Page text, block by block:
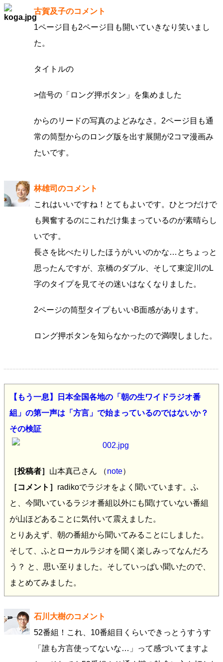
古賀及子のコメント
1ページ目も2ページ目も開いていきなり笑いまし
た。
タイトルの
>信号の「ロング押ボタン」を集めました
からのリードの写真のよどみなさ。2ページ目も通
常の筒型からのロング版を出す展開が2コマ漫画み
たいです。
林雄司のコメント
これはいいですね！とてもよいです。ひとつだけで
も興奮するのにこれだけ集まっているのが素晴らし
いです。
長さを比べたりしたほうがいいのかな…とちょっと
思ったんですが、京橋のダブル、そして東淀川のL
字のタイプを見てその迷いはなくなりました。
2ページの筒型タイプもいいB面感があります。
ロング押ボタンを知らなかったので満喫しました。
【もう一息】日本全国各地の「朝の生ワイドラジオ番
組」の第一声は「方言」で始まっているのではないか？
その検証
［投稿者］ 山本真己さん （note）
［コメント］ radikoでラジオをよく聞いています。ふ
と、今聞いているラジオ番組以外にも聞けていない番組
が山ほどあることに気付いて震えました。
とりあえず、朝の番組から聞いてみることにしました。
そして、ふとローカルラジオを聞く楽しみってなんだろ
う？ と、思い至りました。そしていっぱい聞いたので、
まとめてみました。
石川大樹のコメント
52番組！これ、10番組目くらいできっとうすうす
「誰も方言使ってないな…」って感づいてますよ